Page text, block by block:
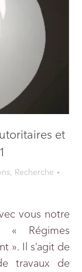
et
, Recherche
vous notre
« Régimes
». Il s’agit de
travaux de